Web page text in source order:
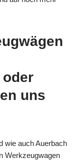
oder
uns
wie auch Auerbach
Werkzeugwagen